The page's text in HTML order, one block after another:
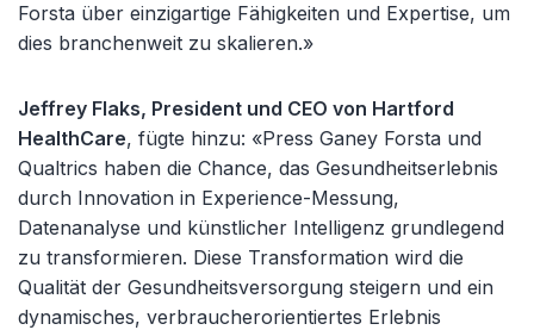
Forsta über einzigartige Fähigkeiten und Expertise, um
dies branchenweit zu skalieren.»
Jeffrey Flaks, President und CEO von Hartford
HealthCare, fügte hinzu: «Press Ganey Forsta und
Qualtrics haben die Chance, das Gesundheitserlebnis
durch Innovation in Experience-Messung,
Datenanalyse und künstlicher Intelligenz grundlegend
zu transformieren. Diese Transformation wird die
Qualität der Gesundheitsversorgung steigern und ein
dynamisches, verbraucherorientiertes Erlebnis